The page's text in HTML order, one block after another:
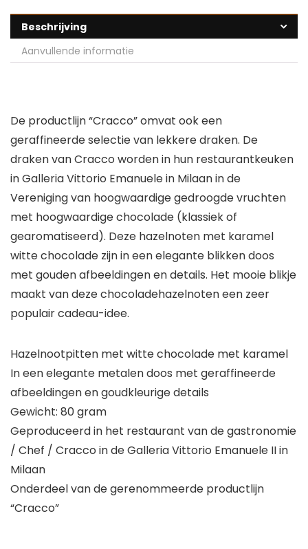
Beschrijving
Aanvullende informatie
De productlijn “Cracco” omvat ook een
geraffineerde selectie van lekkere draken. De
draken van Cracco worden in hun restaurantkeuken
in Galleria Vittorio Emanuele in Milaan in de
Vereniging van hoogwaardige gedroogde vruchten
met hoogwaardige chocolade (klassiek of
gearomatiseerd). Deze hazelnoten met karamel
witte chocolade zijn in een elegante blikken doos
met gouden afbeeldingen en details. Het mooie blikje
maakt van deze chocoladehazelnoten een zeer
populair cadeau-idee.
Hazelnootpitten met witte chocolade met karamel
In een elegante metalen doos met geraffineerde
afbeeldingen en goudkleurige details
Gewicht: 80 gram
Geproduceerd in het restaurant van de gastronomie
/ Chef / Cracco in de Galleria Vittorio Emanuele II in
Milaan
Onderdeel van de gerenommeerde productlijn
“Cracco”